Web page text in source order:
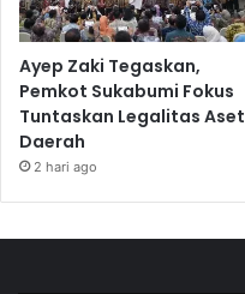
Ayep Zaki Tegaskan,
Pemkot Sukabumi Fokus
Tuntaskan Legalitas Aset
Daerah
2 hari ago